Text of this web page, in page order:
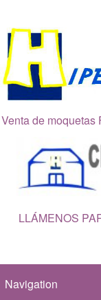
Venta de moquetas
LLÁMENOS